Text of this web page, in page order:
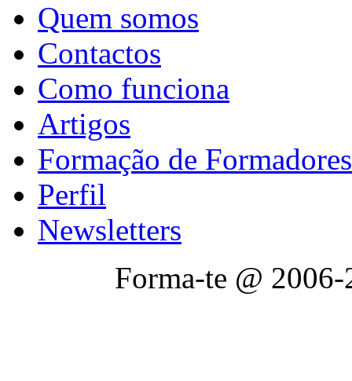
Quem somos
Contactos
Como funciona
Artigos
Formação de Formadores
Perfil
Newsletters
Forma-te @